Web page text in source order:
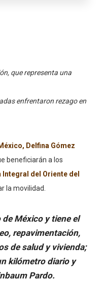
que representa una
enfrentaron rezago en
Delfina Gómez
beneficiarán a los
Integral del Oriente del
la movilidad.
México y tiene el
repavimentación,
de salud y vivienda;
kilómetro diario y
Pardo.